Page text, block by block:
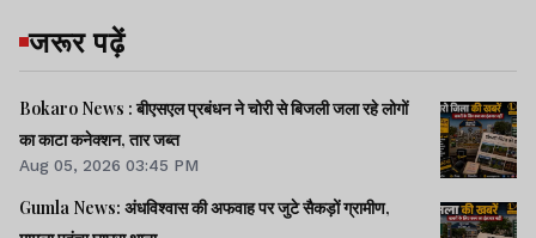
जरूर पढ़ें
Bokaro News : बीएसएल प्रबंधन ने चोरी से बिजली जला रहे लोगों
का काटा कनेक्शन, तार जब्त
Aug 05, 2026 03:45 PM
Gumla News: अंधविश्वास की अफवाह पर जुटे सैकड़ों ग्रामीण,